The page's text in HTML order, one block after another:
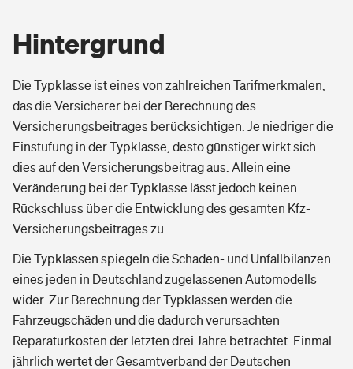
Hintergrund
Die Typklasse ist eines von zahlreichen Tarifmerkmalen,
das die Versicherer bei der Berechnung des
Versicherungsbeitrages berücksichtigen. Je niedriger die
Einstufung in der Typklasse, desto günstiger wirkt sich
dies auf den Versicherungsbeitrag aus. Allein eine
Veränderung bei der Typklasse lässt jedoch keinen
Rückschluss über die Entwicklung des gesamten Kfz-
Versicherungsbeitrages zu.
Die Typklassen spiegeln die Schaden- und Unfallbilanzen
eines jeden in Deutschland zugelassenen Automodells
wider. Zur Berechnung der Typklassen werden die
Fahrzeugschäden und die dadurch verursachten
Reparaturkosten der letzten drei Jahre betrachtet. Einmal
jährlich wertet der Gesamtverband der Deutschen